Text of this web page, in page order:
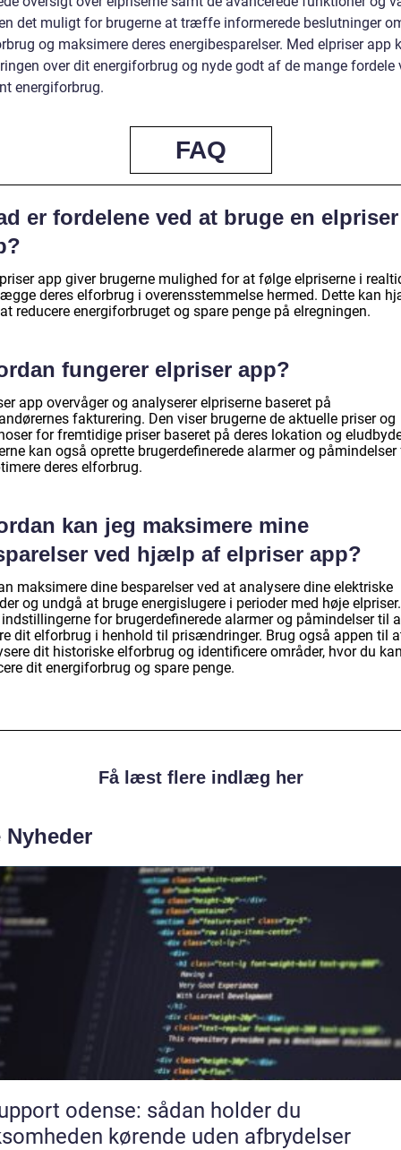
det muligt for brugerne at træffe informerede beslutninger
og maksimere deres energibesparelser. Med elpriser app
over dit energiforbrug og nyde godt af de mange fordele
energiforbrug.
FAQ
er fordelene ved at bruge en elpriser
app giver brugerne mulighed for at følge elpriserne i
deres elforbrug i overensstemmelse hermed. Dette kan
reducere energiforbruget og spare penge på elregningen.
fungerer elpriser app?
app overvåger og analyserer elpriserne baseret på
fakturering. Den viser brugerne de aktuelle priser og
for fremtidige priser baseret på deres lokation og
kan også oprette brugerdefinerede alarmer og påmindelser
deres elforbrug.
kan jeg maksimere mine
ved hjælp af elpriser app?
maksimere dine besparelser ved at analysere dine elektriske
og undgå at bruge energislugere i perioder med høje elpriser.
for brugerdefinerede alarmer og påmindelser til
dit elforbrug i henhold til prisændringer. Brug også appen til
dit historiske elforbrug og identificere områder, hvor du
dit energiforbrug og spare penge.
Få læst flere indlæg her
Nyheder
odense: sådan holder du
kørende uden afbrydelser